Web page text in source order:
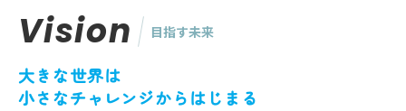
Vision 目指す未来
大きな世界は
小さなチャレンジからはじまる